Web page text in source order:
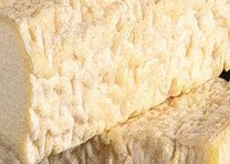
ya deja ver sus
para quienes buscan
en otros formatos:
de oveja (pieza